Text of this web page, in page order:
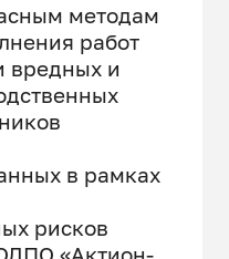
методам
работ
вредных и
в рамках
рисков